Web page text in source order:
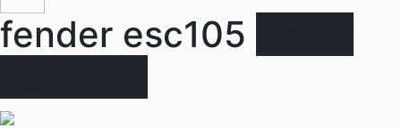
fender esc105